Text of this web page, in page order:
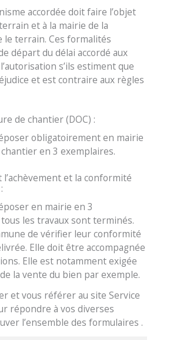
accordée doit faire l’objet
et à la mairie de la
le terrain. Ces formalités
départ du délai accordé aux
s’ils estiment que
et est contraire aux règles
de chantier (DOC) :
obligatoirement en mairie
en 3 exemplaires.
et la conformité
en mairie en 3
les travaux sont terminés.
de vérifier leur conformité
Elle doit être accompagnée
Elle est notamment exigée
la vente du bien par exemple.
et vous référer au site Service
répondre à vos diverses
l’ensemble des formulaires .